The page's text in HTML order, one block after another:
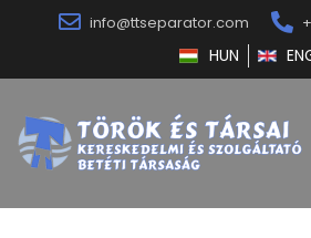
info@ttseparator.com
HUN